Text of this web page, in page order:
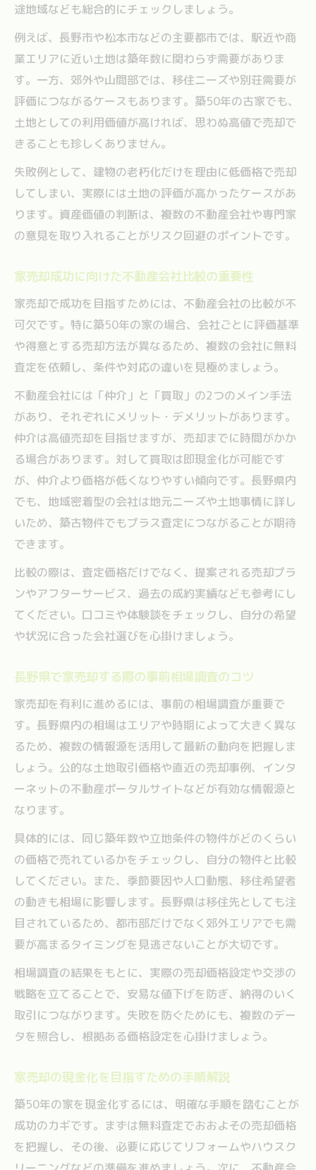
方法
家売却に役立つ最新市場動向のチェック術
古い戸建ての家売却で損しないための工夫集
家売却で損をしないための現状把握のコツ
古い家売却で有利になるリノベーション戦
略
家売却時に選べる売却方法のメリット比較
損失防止のための家売却価格設定ポイント
家売却活動中の効果的な情報発信と対応策
資産価値ゼロでも家売却を目指すために必要な
視点
資産価値ゼロの家売却で注目すべき土地評
家売却における更地・古家付き土地活用の
現金化実現に向けた家売却プランの立て方
家売却の現金化を長野県で実現する方法
家売却の現金化を早める売却手段の選択肢
長野県家売却で活用したい買取サービスの
特徴
現金化成功に必要な家売却の手順と準備
家売却時の契約・引き渡しトラブル防止策
家売却を成功へ導く長野県流の実践アドバイス
長野県で家売却を成功させる地域情報の活
用法
家売却で納得取引を実現する交渉術まとめ
途地域なども総合的にチェックしましょう。
例えば、長野市や松本市などの主要都市では、駅近や商
業エリアに近い土地は築年数に関わらず需要がありま
す。一方、郊外や山間部では、移住ニーズや別荘需要が
評価につながるケースもあります。築50年の古家でも、
土地としての利用価値が高ければ、思わぬ高値で売却で
きることも珍しくありません。
失敗例として、建物の老朽化だけを理由に低価格で売却
してしまい、実際には土地の評価が高かったケースがあ
ります。資産価値の判断は、複数の不動産会社や専門家
の意見を取り入れることがリスク回避のポイントです。
家売却成功に向けた不動産会社比較の重要性
家売却で成功を目指すためには、不動産会社の比較が不
可欠です。特に築50年の家の場合、会社ごとに評価基準
や得意とする売却方法が異なるため、複数の会社に無料
査定を依頼し、条件や対応の違いを見極めましょう。
不動産会社には「仲介」と「買取」の2つのメイン手法
があり、それぞれにメリット・デメリットがあります。
仲介は高値売却を目指せますが、売却までに時間がかか
る場合があります。対して買取は即現金化が可能です
が、仲介より価格が低くなりやすい傾向です。長野県内
でも、地域密着型の会社は地元ニーズや土地事情に詳し
いため、築古物件でもプラス査定につながることが期待
できます。
比較の際は、査定価格だけでなく、提案される売却プラ
ンやアフターサービス、過去の成約実績なども参考にし
てください。口コミや体験談をチェックし、自分の希望
や状況に合った会社選びを心掛けましょう。
長野県で家売却する際の事前相場調査のコツ
家売却を有利に進めるには、事前の相場調査が重要で
す。長野県内の相場はエリアや時期によって大きく異な
るため、複数の情報源を活用して最新の動向を把握しま
しょう。公的な土地取引価格や直近の売却事例、インタ
ーネットの不動産ポータルサイトなどが有効な情報源と
なります。
具体的には、同じ築年数や立地条件の物件がどのくらい
の価格で売れているかをチェックし、自分の物件と比較
してください。また、季節要因や人口動態、移住希望者
の動きも相場に影響します。長野県は移住先としても注
目されているため、都市部だけでなく郊外エリアでも需
要が高まるタイミングを見逃さないことが大切です。
相場調査の結果をもとに、実際の売却価格設定や交渉の
戦略を立てることで、安易な値下げを防ぎ、納得のいく
取引につながります。失敗を防ぐためにも、複数のデー
タを照合し、根拠ある価格設定を心掛けましょう。
家売却の現金化を目指すための手順解説
築50年の家を現金化するには、明確な手順を踏むことが
成功のカギです。まずは無料査定でおおよその売却価格
を把握し、その後、必要に応じてリフォームやハウスク